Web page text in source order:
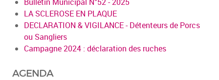
LA SCLEROSE EN PLAQUE
DECLARATION & VIGILANCE - Détenteurs de Porcs
ou Sangliers
Campagne 2024 : déclaration des ruches
AGENDA